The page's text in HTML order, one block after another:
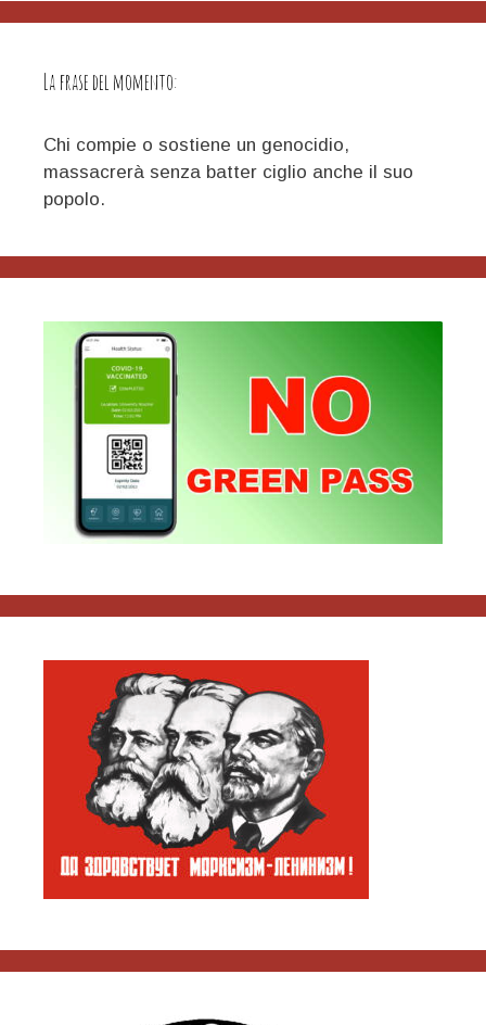
Comunista
Filippine,,,
La frase del momento:
Chi compie o sostiene un genocidio,
massacrerà senza batter ciglio anche il suo
popolo.